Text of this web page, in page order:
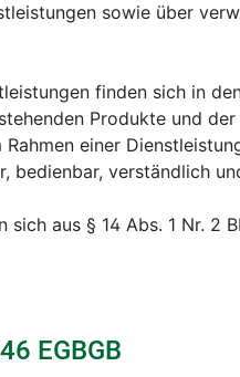
sowie über
finden sich in
Produkte und
einer
verständlich
aus § 14 Abs. 1 Nr. 2
EGBGB